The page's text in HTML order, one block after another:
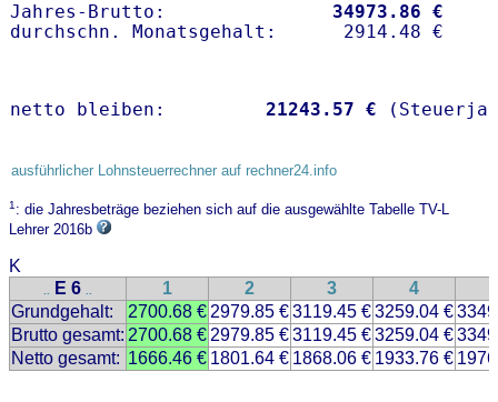
Jahres-Brutto: 34973.86 €
netto bleiben: 21243.57 €
ausführlicher Lohnsteuerrechner auf rechner24.info
1: die Jahresbeträge beziehen sich auf die ausgewählte Tabelle TV-L
Lehrer 2016b
K
.. E 6 .. 1 2 3 4
Grundgehalt:
2700.68 € 2979.85 €3119.45 €3259.04 €
Brutto gesamt: 2700.68 € 2979.85 €3119.45 €3259.04 €
Netto gesamt: 1666.46 € 1801.64 € 1868.06 € 1933.76 €